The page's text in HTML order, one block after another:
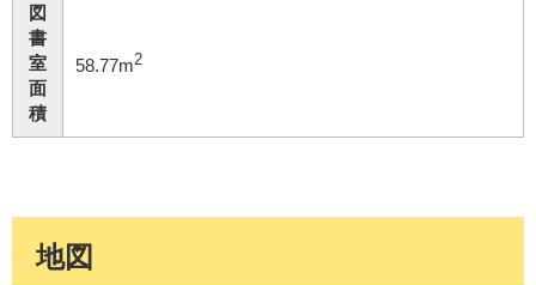
図
書
室
面
積
58.77m2
地図